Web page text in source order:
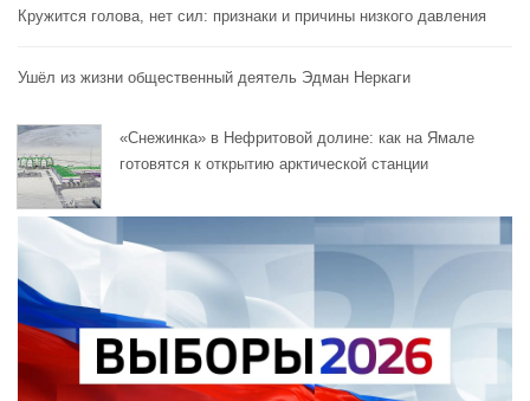
Кружится голова, нет сил: признаки и причины низкого давления
Ушёл из жизни общественный деятель Эдман Неркаги
«Снежинка» в Нефритовой долине: как на Ямале
готовятся к открытию арктической станции